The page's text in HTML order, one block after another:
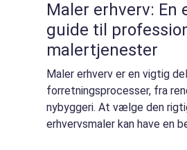
Maler erhverv: En
guide til
malertjenester
Maler erhverv er en vigtig
forretningsprocesser, fra
nybyggeri. At vælge den
erhvervsmaler kan have en